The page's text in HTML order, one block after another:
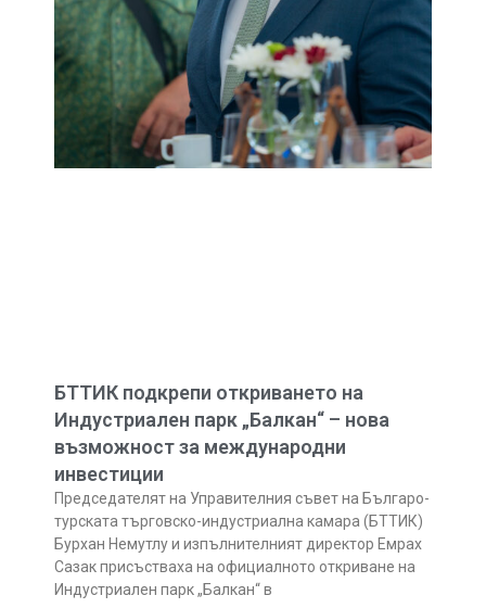
БТТИК подкрепи откриването на
Индустриален парк „Балкан“ – нова
възможност за международни
инвестиции
Председателят на Управителния съвет на Българо-
турската търговско-индустриална камара (БТТИК)
Бурхан Немутлу и изпълнителният директор Емрах
Сазак присъстваха на официалното откриване на
Индустриален парк „Балкан“ в